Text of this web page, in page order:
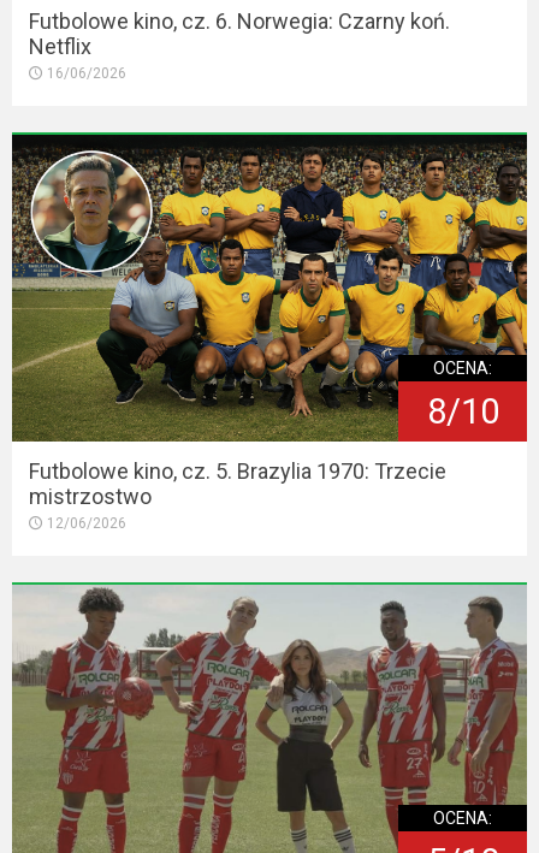
Futbolowe kino, cz. 6. Norwegia: Czarny koń.
Netflix
16/06/2026
OCENA:
8/10
Futbolowe kino, cz. 5. Brazylia 1970: Trzecie
mistrzostwo
12/06/2026
OCENA: